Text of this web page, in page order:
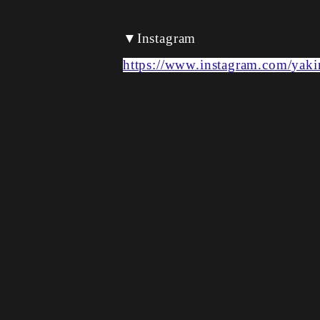
▼Instagram
https://www.instagram.com/